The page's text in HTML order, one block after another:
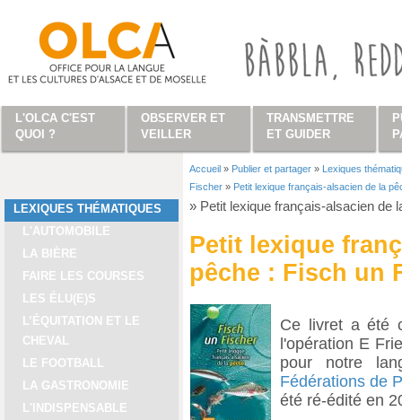
LEXIQUES THÉMATIQUES
L'AUTOMOBILE
LA BIÈRE
FAIRE LES COURSES
LES ÉLU(E)S
L’ÉQUITATION ET LE
CHEVAL
LE FOOTBALL
LA GASTRONOMIE
L'INDISPENSABLE
Vous êtes ici
Accueil » Publier et partager » Lexiques
Fischer » Petit lexique français-alsacien de la
» Petit lexique français-alsacien de
Petit lexique
pêche : Fisch un
Ce livret a été
l'opération E
pour notre
Fédérations de
été ré-édité en
L'OLCA C'EST
QUOI ?
OBSERVER ET
VEILLER
TRANSMETTRE
ET GUIDER